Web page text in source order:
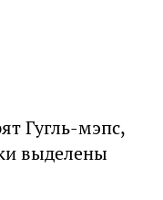
Гугль-мэпс,
выделены